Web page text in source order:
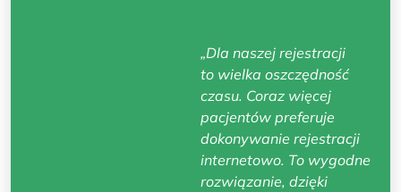
„Dla naszej rejestracji
to wielka oszczędność
czasu. Coraz więcej
pacjentów preferuje
dokonywanie rejestracji
internetowo. To wygodne
rozwiązanie, dzięki